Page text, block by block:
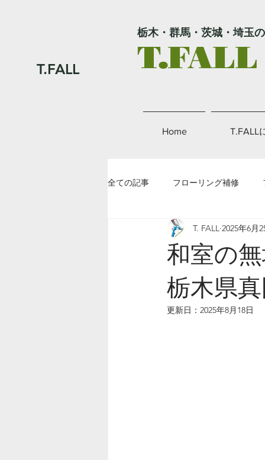
栃木・群馬・茨城・埼玉
T.FALL
Home T.FALL
全ての記事 フローリング補修
金属補修 その
和室の
栃木県
T. FALL 2025年6月
更新日： 2025年8月18日
T.FALL